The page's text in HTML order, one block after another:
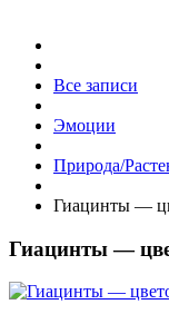
Все записи
Эмоции
Природа/
Гиaцинты —
Гиaцинты —